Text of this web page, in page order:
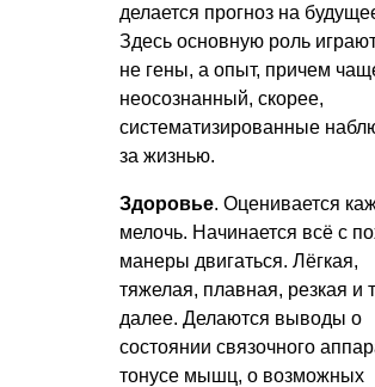
делается прогноз на
Здесь основную роль
не гены, а опыт, причем
неосознанный, скорее,
систематизированные
за жизнью.
Здоровье. Оценивается
мелочь. Начинается всё с
манеры двигаться. Лёгкая,
тяжелая, плавная, резкая и
далее. Делаются выводы о
состоянии связочного
тонусе мышц, о возможных